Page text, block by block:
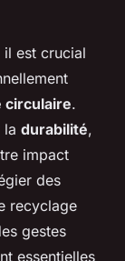
il est crucial
circulaire.
la durabilité,
impact
des
recyclage
gestes
essentielles